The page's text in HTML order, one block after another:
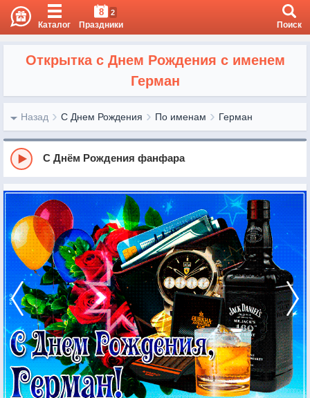
Каталог
8 2
Праздники Поиск
Открытка с Днем Рождения с именем
Герман
Назад С Днем Рождения По именам Герман
С Днём Рождения фанфара